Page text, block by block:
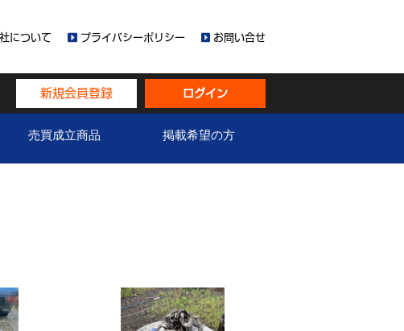
について プライバシーポリシー お問い合せ
新規会員登録 ログイン
売買成立商品 掲載希望の方